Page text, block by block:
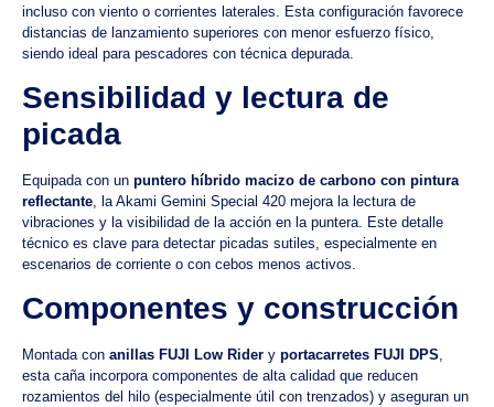
incluso con viento o corrientes laterales. Esta configuración favorece
distancias de lanzamiento superiores con menor esfuerzo físico,
siendo ideal para pescadores con técnica depurada.
Sensibilidad y lectura de
picada
Equipada con un puntero híbrido macizo de carbono con pintura
reflectante , la Akami Gemini Special 420 mejora la lectura de
vibraciones y la visibilidad de la acción en la puntera. Este detalle
técnico es clave para detectar picadas sutiles, especialmente en
escenarios de corriente o con cebos menos activos.
Componentes y construcción
Montada con anillas FUJI Low Rider y portacarretes FUJI DPS,
esta caña incorpora componentes de alta calidad que reducen
rozamientos del hilo (especialmente útil con trenzados) y aseguran un